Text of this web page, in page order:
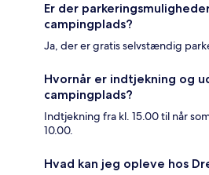
Er der
campingplads?
Ja, der er gratis selvstændig
Hvornår er indtjekning og
campingplads?
Indtjekning fra kl. 15.00 til når
10.00.
Hvad kan jeg opleve hos